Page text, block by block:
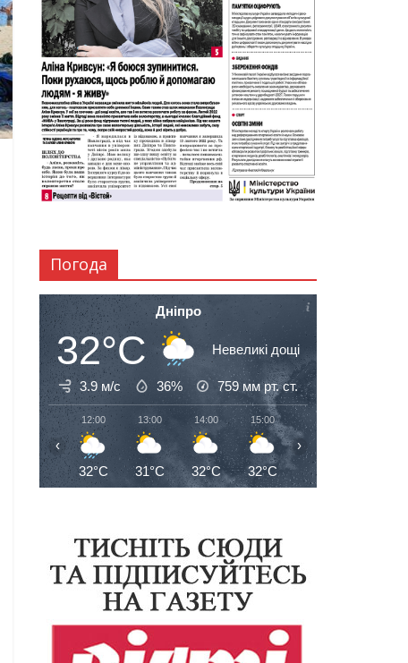
Погода
Дніпро
32°C Невеликі дощі
3.9 м/с 36% 759 мм рт. ст.
12:00
32°C
13:00
31°C
14:00
32°C
15:00
32°C
16:00
32°C
‹ ›